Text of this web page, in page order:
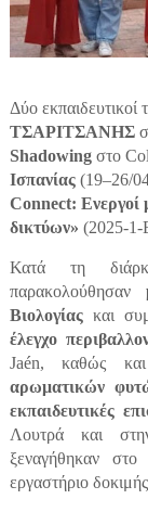
Δύο εκπαιδευτικοί
ΤΣΑΡΙΤΣΑΝΗΣ
Shadowingστο
Ισπανίας(19–26/
Connect: Ενεργοί
δικτύων» (2025-
Κατά τη
παρακολούθησαν
Βιολογίαςκαι
έλεγχο
Jaén, καθώς
αρωματικών
εκπαιδευτικές
Λουτρά και
ξεναγήθηκαν στο
εργαστήριο